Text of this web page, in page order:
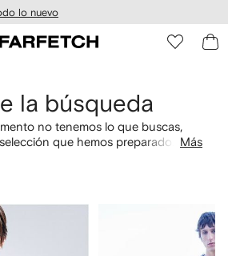
lo nuevo
la búsqueda
no tenemos lo que buscas,
que hemos preparado
Más